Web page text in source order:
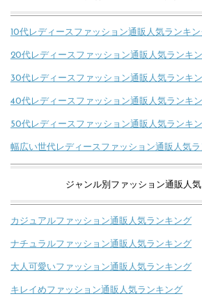
10代レディースファッション通販人気ランキン
20代レディースファッション通販人気ランキ
30代レディースファッション通販人気ランキ
40代レディースファッション通販人気ランキ
50代レディースファッション通販人気ランキ
幅広い世代レディースファッション通販人気
ジャンル別ファッション通販人
カジュアルファッション通販人気ランキング
ナチュラルファッション通販人気ランキング
大人可愛いファッション通販人気ランキング
キレイめファッション通販人気ランキング